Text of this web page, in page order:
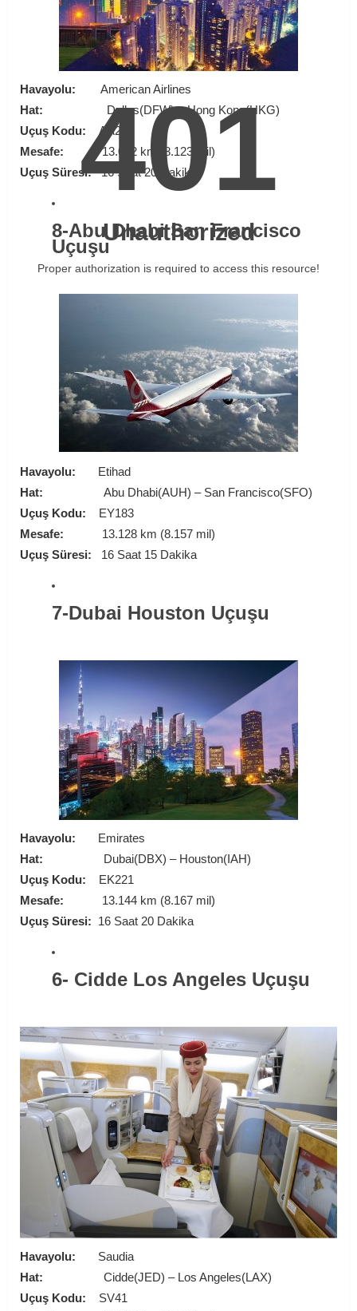
401
Unauthorized
Proper authorization is required to access this resource!
Havayolu: American Airlines
Hat:
Dallas(DFW) – Hong Kong(HKG)
Uçuş Kodu:
AA21
Mesafe:13.072 km (8.123 mil)
Uçuş Süresi:16 Saat 20 Dakika
8-Abu Dhabi San Francisco
Uçuşu
Havayolu:
Etihad
Hat:
Abu Dhabi(AUH) – San Francisco(SFO)
Uçuş Kodu:
EY183
Mesafe:
13.128 km (8.157 mil)
Uçuş Süresi:
16 Saat 15 Dakika
7-Dubai Houston Uçuşu
Havayolu:
Emirates
Hat:
Dubai(DBX) – Houston(IAH)
Uçuş Kodu:
EK221
Mesafe:
13.144 km (8.167 mil)
Uçuş Süresi: 16 Saat 20 Dakika
6- Cidde Los Angeles Uçuşu
Havayolu: Saudia
Hat:
Cidde(JED) – Los Angeles(LAX)
Uçuş Kodu:
SV41